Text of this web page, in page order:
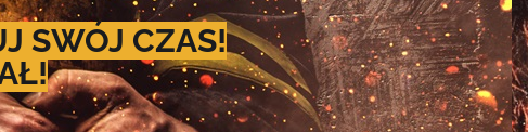
SWÓJ CZAS!